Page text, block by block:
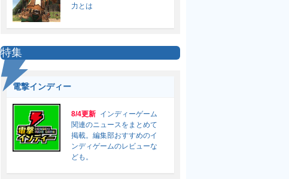
力とは
特集
電撃インディー
8/4更新 インディーゲーム
関連のニュースをまとめて
掲載。編集部おすすめのイ
ンディゲームのレビューな
ども。